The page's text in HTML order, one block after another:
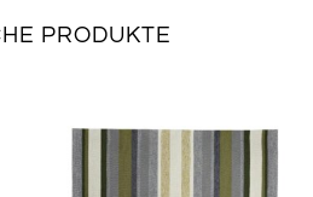
PRODUKTE